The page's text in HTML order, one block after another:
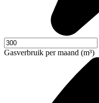
Gasverbruik per maand (m³)